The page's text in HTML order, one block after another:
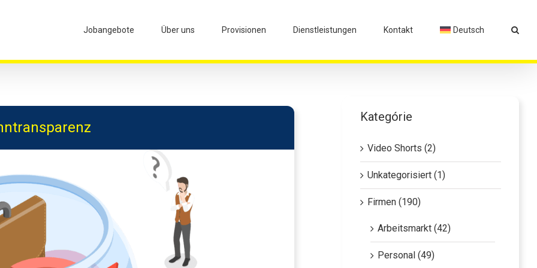
Jobangebote Über uns Provisionen Dienstleistungen Kontakt Deutsch
Kategórie
Video Shorts (2)
Unkategorisiert (1)
Firmen (190)
Arbeitsmarkt (42)
Personal (49)